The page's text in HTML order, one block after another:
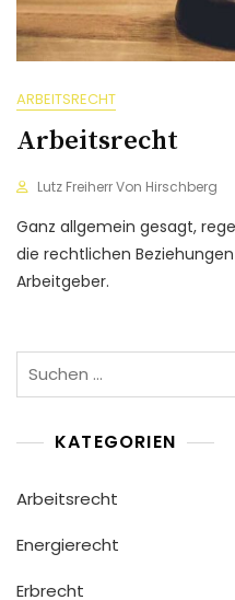
ARBEITSRECHT
Arbeitsrecht
Lutz Freiherr Von Hirschberg
Ganz allgemein gesagt,
die rechtlichen
Arbeitgeber.
Suchen
KATEGORIEN
Arbeitsrecht
Energierecht
Erbrecht